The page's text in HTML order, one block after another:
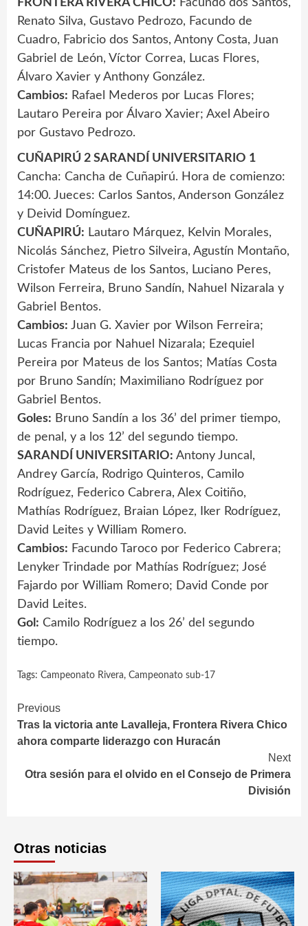
FRONTERA RIVERA CHICO: Facundo dos Santos,
Renato Silva, Gustavo Pedrozo, Facundo de
Cuadro, Fabricio dos Santos, Antony Costa, Juan
Gabriel de León, Víctor Correa, Lucas Flores,
Álvaro Xavier y Anthony González.
Cambios: Rafael Mederos por Lucas Flores;
Lautaro Pereira por Álvaro Xavier; Axel Abeiro
por Gustavo Pedrozo.
CUÑAPIRÚ 2 SARANDÍ UNIVERSITARIO 1
Cancha: Cancha de Cuñapirú. Hora de comienzo:
14:00. Jueces: Carlos Santos, Anderson González
y Deivid Domínguez.
CUÑAPIRÚ: Lautaro Márquez, Kelvin Morales,
Nicolás Sánchez, Pietro Silveira, Agustín Montaño,
Cristofer Mateus de los Santos, Luciano Peres,
Wilson Ferreira, Bruno Sandín, Nahuel Nizarala y
Gabriel Bentos.
Cambios: Juan G. Xavier por Wilson Ferreira;
Lucas Francia por Nahuel Nizarala; Ezequiel
Pereira por Mateus de los Santos; Matías Costa
por Bruno Sandín; Maximiliano Rodríguez por
Gabriel Bentos.
Goles: Bruno Sandín a los 36’ del primer tiempo,
de penal, y a los 12’ del segundo tiempo.
SARANDÍ UNIVERSITARIO: Antony Juncal,
Andrey García, Rodrigo Quinteros, Camilo
Rodríguez, Federico Cabrera, Alex Coitiño,
Mathías Rodríguez, Braian López, Iker Rodríguez,
David Leites y William Romero.
Cambios: Facundo Taroco por Federico Cabrera;
Lenyker Trindade por Mathías Rodríguez; José
Fajardo por William Romero; David Conde por
David Leites.
Gol: Camilo Rodríguez a los 26’ del segundo
tiempo.
Tags: Campeonato Rivera, Campeonato sub-17
Continue
Reading
Previous
Tras la victoria ante Lavalleja, Frontera Rivera Chico
ahora comparte liderazgo con Huracán
Next
Otra sesión para el olvido en el Consejo de Primera
División
Otras noticias